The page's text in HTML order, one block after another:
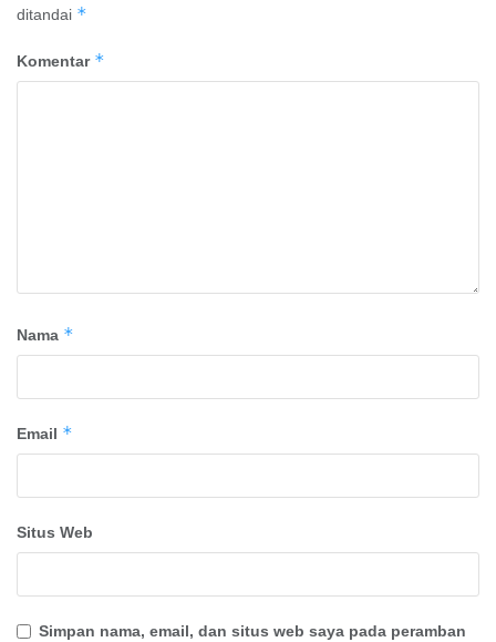
ditandai *
Komentar *
Nama *
Email *
Situs Web
Simpan nama, email, dan situs web saya pada peramban